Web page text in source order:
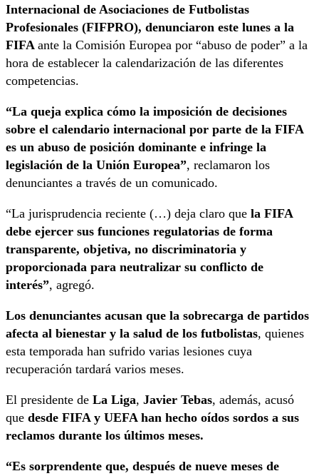
Internacional de Asociaciones de Futbolistas
Profesionales (FIFPRO), denunciaron este lunes a la
FIFA ante la Comisión Europea por “abuso de poder” a la
hora de establecer la calendarización de las diferentes
competencias.
“La queja explica cómo la imposición de decisiones
sobre el calendario internacional por parte de la FIFA
es un abuso de posición dominante e infringe la
legislación de la Unión Europea”, reclamaron los
denunciantes a través de un comunicado.
“La jurisprudencia reciente (…) deja claro que la FIFA
debe ejercer sus funciones regulatorias de forma
transparente, objetiva, no discriminatoria y
proporcionada para neutralizar su conflicto de
interés”, agregó.
Los denunciantes acusan que la sobrecarga de partidos
afecta al bienestar y la salud de los futbolistas, quienes
esta temporada han sufrido varias lesiones cuya
recuperación tardará varios meses.
El presidente de La Liga, Javier Tebas, además, acusó
que desde FIFA y UEFA han hecho oídos sordos a sus
reclamos durante los últimos meses.
“Es sorprendente que, después de nueve meses de